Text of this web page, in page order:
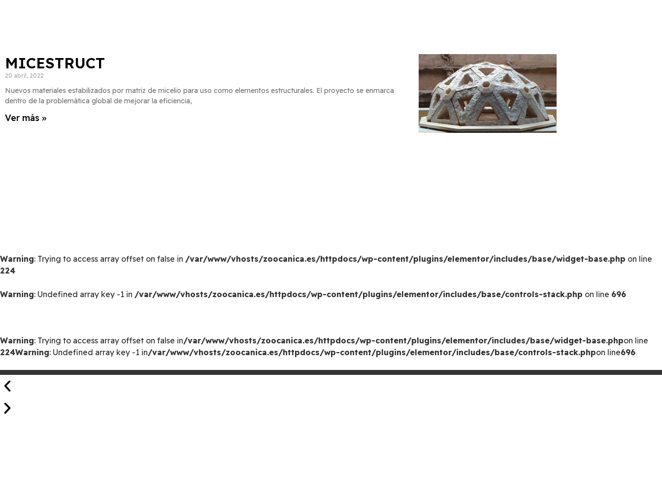
MICESTRUCT
20 abril, 2022
Nuevos materiales estabilizados por matriz de micelio para uso como elementos estructurales. El proyecto se enmarca
dentro de la problemática global de mejorar la eficiencia,
Ver más »
Warning: Trying to access array offset on false in /var/www/vhosts/zoocanica.es/httpdocs/wp-content/plugins/elementor/includes/base/widget-base.php on line
224
Warning: Undefined array key -1 in /var/www/vhosts/zoocanica.es/httpdocs/wp-content/plugins/elementor/includes/base/controls-stack.php on line 696
Warning: Trying to access array offset on false in/var/www/vhosts/zoocanica.es/httpdocs/wp-content/plugins/elementor/includes/base/widget-base.phpon line
224Warning: Undefined array key -1 in/var/www/vhosts/zoocanica.es/httpdocs/wp-content/plugins/elementor/includes/base/controls-stack.phpon line696